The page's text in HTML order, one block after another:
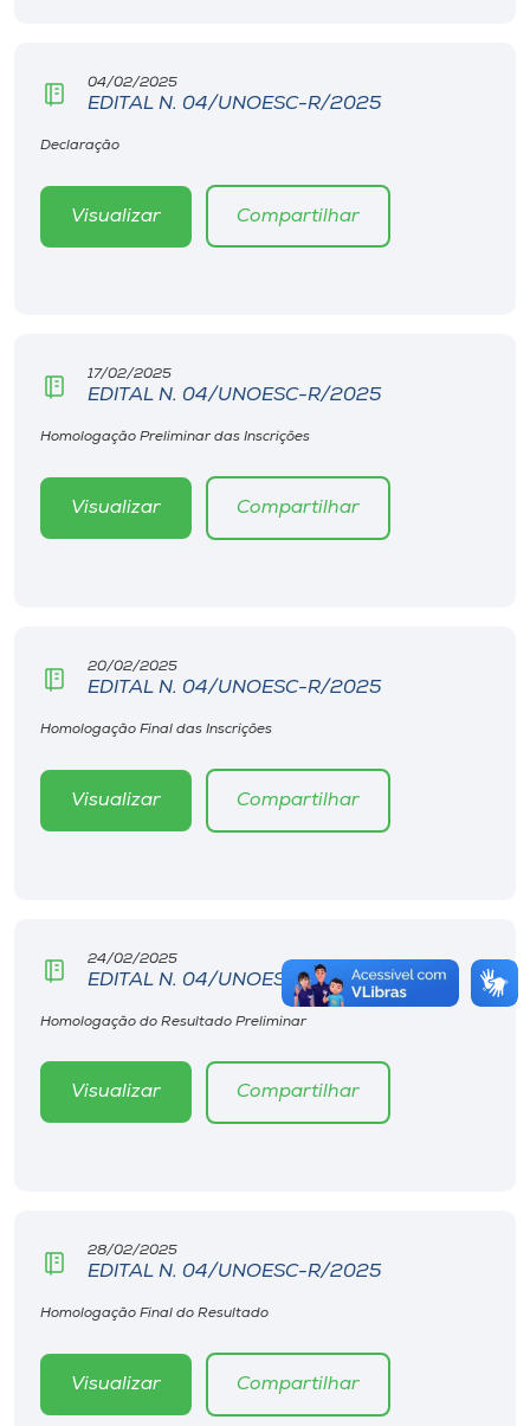
04/02/2025
EDITAL N. 04/UNOESC-R/2025
Declaração
Visualizar Compartilhar
17/02/2025
EDITAL N. 04/UNOESC-R/2025
Homologação Preliminar das Inscrições
Visualizar Compartilhar
20/02/2025
EDITAL N. 04/UNOESC-R/2025
Homologação Final das Inscrições
Visualizar Compartilhar
24/02/2025
EDITAL N. 04/UNOESC-R/2025
Homologação do Resultado Preliminar
Visualizar Compartilhar
28/02/2025
EDITAL N. 04/UNOESC-R/2025
Homologação Final do Resultado
Visualizar Compartilhar